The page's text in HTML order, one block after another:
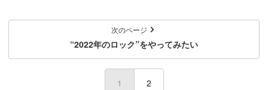
次のページ
“2022年のロック”をやってみたい
1 (current)
2